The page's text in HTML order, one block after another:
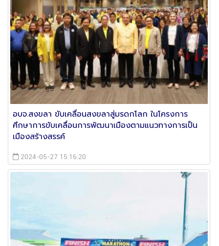
อบจ.สงขลา ขับเคลื่อนสงขลาสู่มรดกโลก ในโครงการ
ศึกษาการขับเคลื่อนการพัฒนาเมืองตามแนวทางการเป็น
เมืองสร้างสรรค์
2024-05-27 15:16:20